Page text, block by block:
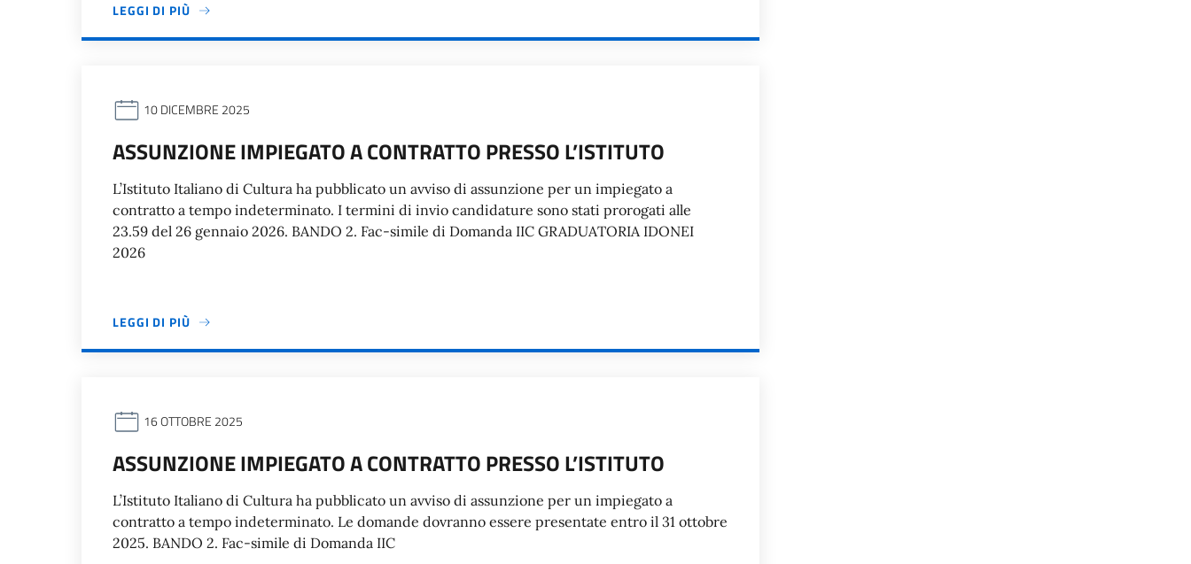
LEGGI DI PIÙ
10 DICEMBRE 2025
ASSUNZIONE IMPIEGATO A CONTRATTO PRESSO L’ISTITUTO
L’Istituto Italiano di Cultura ha pubblicato un avviso di assunzione per un impiegato a
contratto a tempo indeterminato. I termini di invio candidature sono stati prorogati alle
23.59 del 26 gennaio 2026. BANDO 2. Fac-simile di Domanda IIC GRADUATORIA IDONEI
2026
LEGGI DI PIÙ
16 OTTOBRE 2025
ASSUNZIONE IMPIEGATO A CONTRATTO PRESSO L’ISTITUTO
L’Istituto Italiano di Cultura ha pubblicato un avviso di assunzione per un impiegato a
contratto a tempo indeterminato. Le domande dovranno essere presentate entro il 31 ottobre
2025. BANDO 2. Fac-simile di Domanda IIC